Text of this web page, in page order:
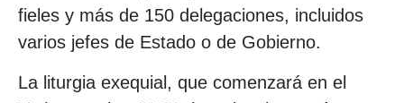
fieles y más de 150 delegaciones, incluidos
varios jefes de Estado o de Gobierno.
La liturgia exequial, que comenzará en el